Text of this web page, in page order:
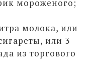
мороженого;
молока, или
или 3
из торгового